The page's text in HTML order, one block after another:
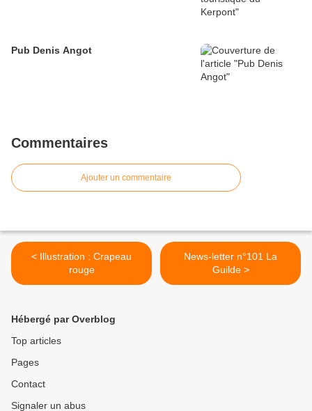
Pub Denis Angot
Commentaires
Ajouter un commentaire
< Illustration : Crapeau
rouge
News-letter n°101 La
Guilde >
Hébergé par Overblog
Top articles
Pages
Contact
Signaler un abus